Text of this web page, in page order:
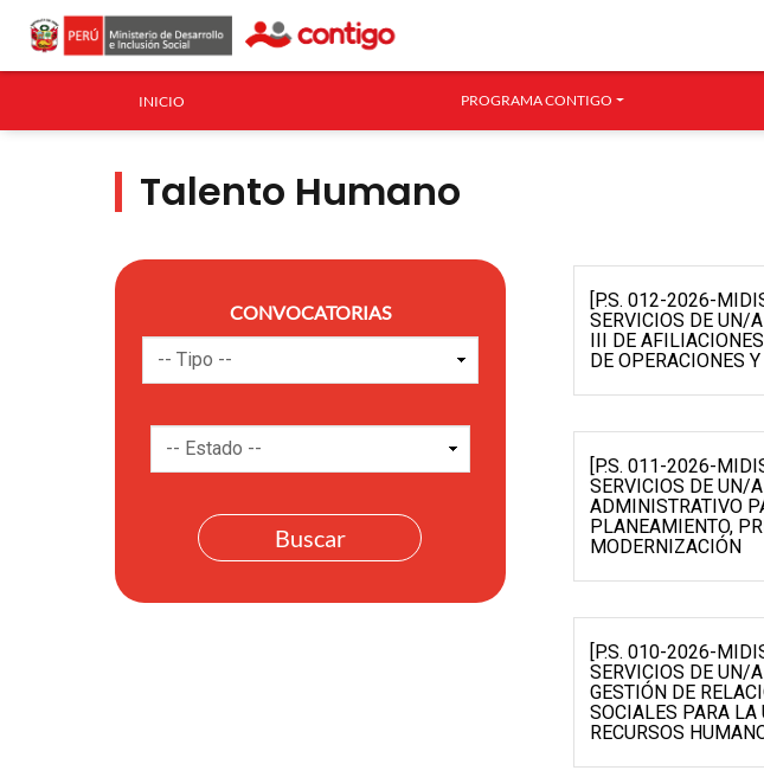
INICIO PROGRAMA CONTIGO
Talento Humano
CONVOCATORIAS
[P.S. 012-2026-
SERVICIOS DE UN/
III DE
DE OPERACIONES
[P.S. 011-2026-
SERVICIOS DE UN/
ADMINISTRATIVO
PLANEAMIENTO,
MODERNIZACIÓN
[P.S. 010-2026-
SERVICIOS DE UN/
GESTIÓN DE
SOCIALES PARA LA
RECURSOS